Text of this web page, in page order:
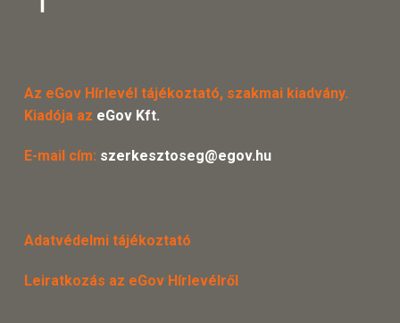
Az eGov Hírlevél tájékoztató, szakmai kiadvány.
Kiadója az eGov Kft.
E-mail cím: szerkesztoseg@egov.hu
Adatvédelmi tájékoztató
Leiratkozás az eGov Hírlevélről